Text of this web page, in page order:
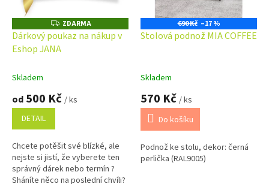
Z
D
A
R
ZDARMA
Dárkový poukaz na nákup v
Eshop JANA
Skladem
od 500 Kč / ks
DETAIL
Chcete potěšit své blízké, ale
nejste si jistí, že vyberete ten
správný dárek nebo termín ?
Sháníte něco na poslední chvíli?
690 Kč –17 %
Stolová podnož MIA COFFEE
Skladem
570 Kč / ks
Do košíku
Podnož ke stolu, dekor: černá
perlička (RAL9005)